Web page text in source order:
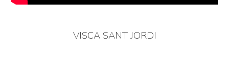
VISCA SANT JORDI